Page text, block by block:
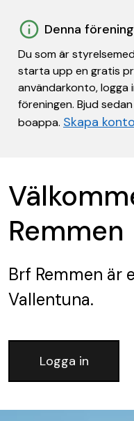
Denna
Du som är
starta upp en gratis
användarkonto, logga
föreningen. Bjud
boappa. Skapa konto
Remmen
Brf Remmen är
Vallentuna.
Logga in